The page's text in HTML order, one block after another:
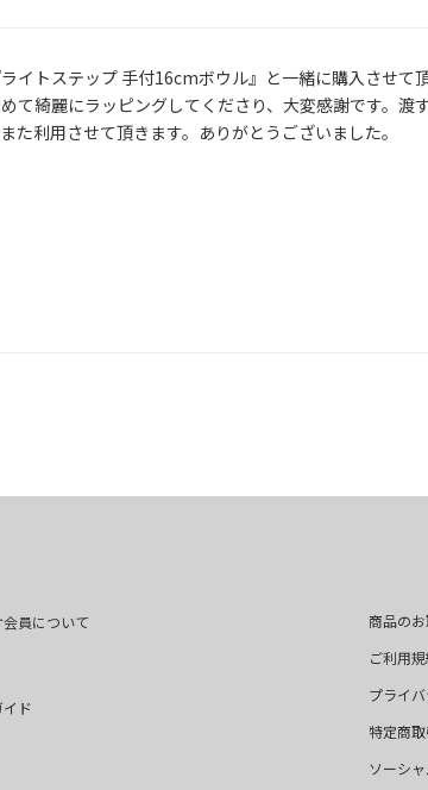
イトステップ 手付16cmボウル』と一緒に購入させて
て綺麗にラッピングしてくださり、大変感謝です。渡
た利用させて頂きます。ありがとうございました。
員について
ド
商品の
ご利用
プライ
特定商
ソーシ